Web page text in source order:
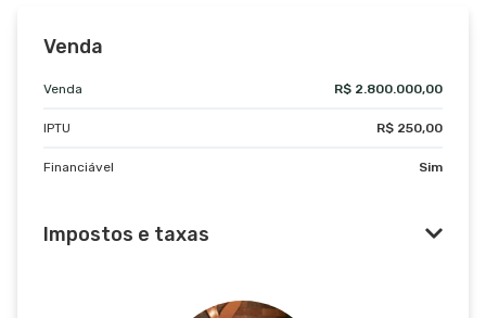
Venda
Venda R$ 2.800.000,00
IPTU R$ 250,00
Financiável Sim
Impostos e taxas